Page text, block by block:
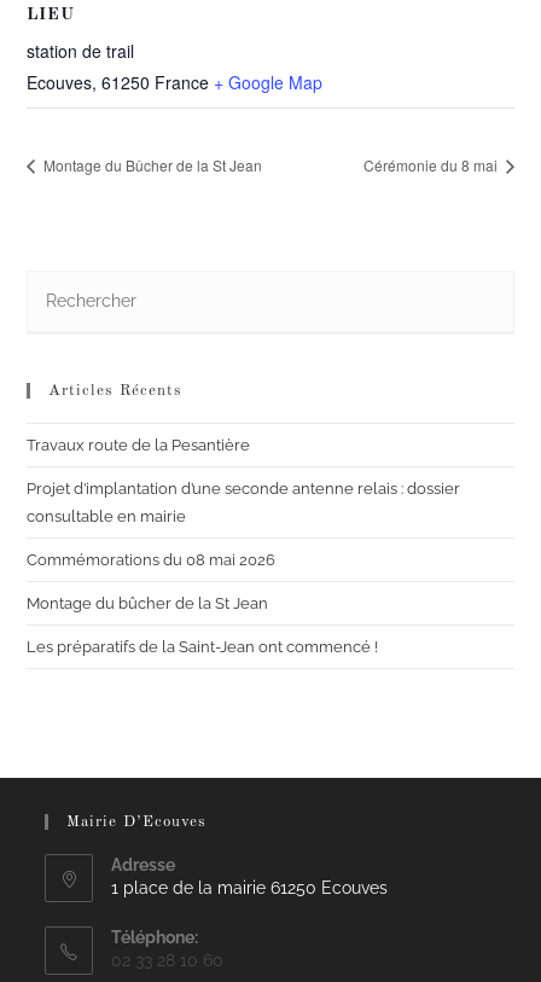
LIEU
station de trail
Ecouves, 61250 France + Google Map
Montage du Bûcher de la St Jean Cérémonie du 8 mai
Articles Récents
Travaux route de la Pesantière
Projet d’implantation d’une seconde antenne relais : dossier
consultable en mairie
Commémorations du 08 mai 2026
Montage du bûcher de la St Jean
Les préparatifs de la Saint-Jean ont commencé !
Mairie D’Ecouves
Adresse
1 place de la mairie 61250 Ecouves
Téléphone:
02 33 28 10 60